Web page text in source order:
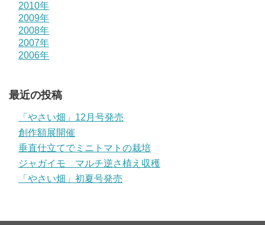
2010年
2009年
2008年
2007年
2006年
最近の投稿
「やさい畑」12月号発売
創作額展開催
垂直仕立てでミニトマトの栽培
ジャガイモ マルチ逆さ植え収穫
「やさい畑」初夏号発売